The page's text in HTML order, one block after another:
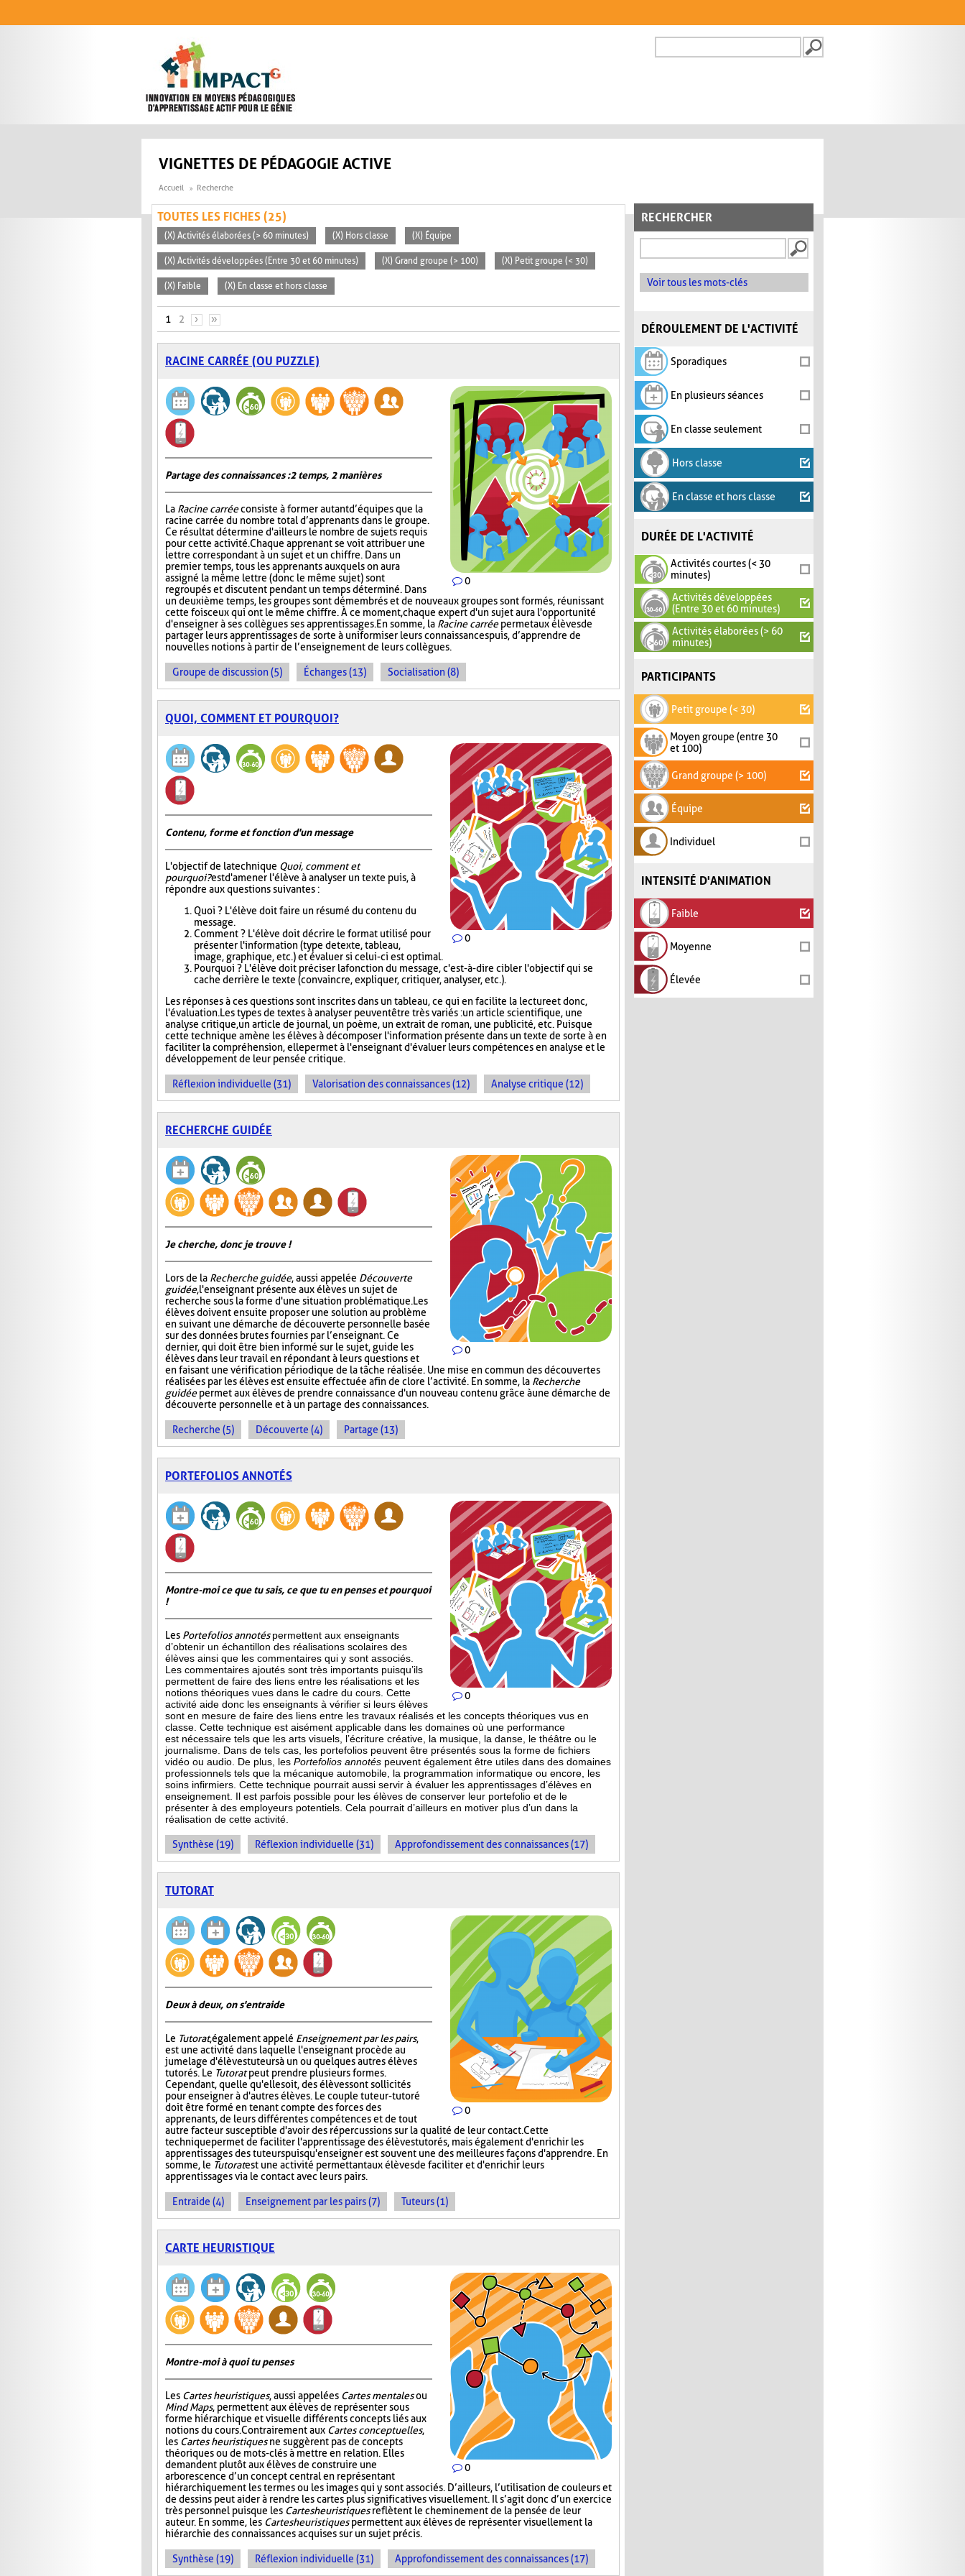
FORMULAIRE DE
VIGNETTES DE PÉDAGOGIE ACTIVE
Accueil Recherche
RECHERCHER
Voir tous les mots-clés
DÉROULEMENT DE L'ACTIVITÉ
Sporadiques
En plusieurs séances
En classe seulement
Hors classe
En classe et hors classe
DURÉE DE L'ACTIVITÉ
Activités courtes (< 30
minutes)
Activités développées
(Entre 30 et 60 minutes)
Activités élaborées (> 60
minutes)
PARTICIPANTS
Petit groupe (< 30)
Moyen groupe (entre 30
et 100)
Grand groupe (> 100)
Équipe
Individuel
INTENSITÉ D'ANIMATION
Faible
Moyenne
Élevée
TOUTES LES FICHES (25)
(X) Activités élaborées (> 60 minutes) (X) Hors classe (X) Équipe
(X) Activités développées (Entre 30 et 60 minutes) (X) Grand groupe (> 100) (X) Petit groupe (< 30)
(X) Faible (X) En classe et hors classe
PAGES
1 2 › »
RACINE CARRÉE (OU PUZZLE)
0
Partage des connaissances : 2 temps, 2 manières
La Racine carréeconsiste à former autant d’équipes que la
racine carrée du nombre total d’apprenants dans le groupe.
Ce résultat détermine d'ailleurs le nombre de sujets requis
pour cette activité. Chaque apprenant se voit attribuer une
lettre correspondant à un sujet et un chiffre. Dans un
premier temps, tous les apprenants auxquels on aura
assigné la même lettre (donc le même sujet) sont
regroupés et discutent pendant un temps déterminé. Dans
un deuxième temps, les groupes sont démembrés et de nouveaux groupes sont formés, réunissant
cette fois ceux qui ont le même chiffre. À ce moment, chaque expert d'un sujet aura l'opportunité
d'enseigner à ses collègues ses apprentissages. En somme, la Racine carréepermet aux élèves de
partager leurs apprentissages de sorte à uniformiser leurs connaissances puis, d’apprendre de
nouvelles notions à partir de l’enseignement de leurs collègues.
Groupe de discussion (5) Échanges (13) Socialisation (8)
QUOI, COMMENT ET POURQUOI?
0
Contenu, forme et fonction d'un message
L'objectif de la technique Quoi, comment et
pourquoi?est d'amener l'élève à analyser un texte puis, à
répondre aux questions suivantes :
Quoi ? L'élève doit faire un résumé du contenu du
message.
Comment ? L'élève doit décrire le format utilisé pour
présenter l'information (type de texte, tableau,
image, graphique, etc.) et évaluer si celui-ci est optimal.
Pourquoi ? L'élève doit préciser la fonction du message, c'est-à-dire cibler l'objectif qui se
cache derrière le texte (convaincre, expliquer, critiquer, analyser, etc.).
Les réponses à ces questions sont inscrites dans un tableau, ce qui en facilite la lecture et donc,
l'évaluation. Les types de textes à analyser peuvent être très variés : un article scientifique, une
analyse critique, un article de journal, un poème, un extrait de roman, une publicité, etc. Puisque
cette technique amène les élèves à décomposer l'information présente dans un texte de sorte à en
faciliter la compréhension, elle permet à l'enseignant d'évaluer leurs compétences en analyse et le
développement de leur pensée critique.
Réflexion individuelle (31) Valorisation des connaissances (12) Analyse critique (12)
RECHERCHE GUIDÉE
0
Je cherche, donc je trouve !
Lors de la Recherche guidée, aussi appelée Découverte
guidée, l'enseignant présente aux élèves un sujet de
recherche sous la forme d'une situation problématique. Les
élèves doivent ensuite proposer une solution au problème
en suivant une démarche de découverte personnelle basée
sur des données brutes fournies par l’enseignant. Ce
dernier, qui doit être bien informé sur le sujet, guide les
élèves dans leur travail en répondant à leurs questions et
en faisant une vérification périodique de la tâche réalisée. Une mise en commun des découvertes
réalisées par les élèves est ensuite effectuée afin de clore l’activité. En somme, la Recherche
guidéepermet aux élèves de prendre connaissance d'un nouveau contenu grâce à une démarche de
découverte personnelle et à un partage des connaissances.
Recherche (5) Découverte (4) Partage (13)
PORTEFOLIOS ANNOTÉS
0
Montre-moi ce que tu sais, ce que tu en penses et pourquoi
!
Les Portefolios annotés permettent aux enseignants
d’obtenir un échantillon des réalisations scolaires des
élèves ainsi que les commentaires qui y sont associés.
Les commentaires ajoutés sont très importants puisqu’ils
permettent de faire des liens entre les réalisations et les
notions théoriques vues dans le cadre du cours. Cette
activité aide donc les enseignants à vérifier si leurs élèves
sont en mesure de faire des liens entre les travaux réalisés et les concepts théoriques vus en
classe. Cette technique est aisément applicable dans les domaines où une performance
est nécessaire tels que les arts visuels, l’écriture créative, la musique, la danse, le théâtre ou le
journalisme. Dans de tels cas, les portefolios peuvent être présentés sous la forme de fichiers
vidéo ou audio. De plus, les Portefolios annotés peuvent également être utiles dans des domaines
professionnels tels que la mécanique automobile, la programmation informatique ou encore, les
soins infirmiers. Cette technique pourrait aussi servir à évaluer les apprentissages d’élèves en
enseignement. Il est parfois possible pour les élèves de conserver leur portefolio et de le
présenter à des employeurs potentiels. Cela pourrait d’ailleurs en motiver plus d’un dans la
réalisation de cette activité.
Synthèse (19) Réflexion individuelle (31) Approfondissement des connaissances (17)
TUTORAT
0
Deux à deux, on s'entraide
Le Tutorat, également appelé Enseignement par les pairs,
est une activité dans laquelle l'enseignant procède au
jumelage d'élèves tuteurs à un ou quelques autres élèves
tutorés. Le Tutoratpeut prendre plusieurs formes.
Cependant, quelle qu'elle soit, des élèves sont sollicités
pour enseigner à d'autres élèves. Le couple tuteur-tutoré
doit être formé en tenant compte des forces des
apprenants, de leurs différentes compétences et de tout
autre facteur susceptible d'avoir des répercussions sur la qualité de leur contact. Cette
technique permet de faciliter l'apprentissage des élèves tutorés, mais également d'enrichir les
apprentissages des tuteurs puisqu'enseigner est souvent une des meilleures façons d'apprendre. En
somme, le Tutoratest une activité permettant aux élèves de faciliter et d'enrichir leurs
apprentissages via le contact avec leurs pairs.
Entraide (4) Enseignement par les pairs (7) Tuteurs (1)
CARTE HEURISTIQUE
0
Montre-moi à quoi tu penses
Les Cartes heuristiques, aussi appelées Cartes mentalesou
Mind Maps, permettent aux élèves de représenter sous
forme hiérarchique et visuelle différents concepts liés aux
notions du cours. Contrairement aux Cartes conceptuelles,
les Cartes heuristiquesne suggèrent pas de concepts
théoriques ou de mots-clés à mettre en relation. Elles
demandent plutôt aux élèves de construire une
arborescence d’un concept central en représentant
hiérarchiquement les termes ou les images qui y sont associés. D’ailleurs, l’utilisation de couleurs et
de dessins peut aider à rendre les cartes plus significatives visuellement. Il s’agit donc d’un exercice
très personnel puisque les Cartes heuristiquesreflètent le cheminement de la pensée de leur
auteur. En somme, les Cartes heuristiquespermettent aux élèves de représenter visuellement la
hiérarchie des connaissances acquises sur un sujet précis.
Synthèse (19) Réflexion individuelle (31) Approfondissement des connaissances (17)